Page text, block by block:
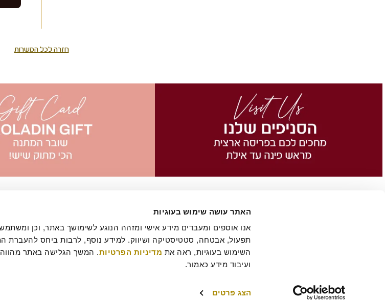
האתר עושה שימוש בעוגיות
השימוש בעוגיות, ראה את מדיניות הפרטיות
ועיבוד מידע כאמור.
הצג פרטים
חזרה לכל המשרות
הצהרת נגישות מדיניות פרטיות ביטול עסקה מדיניות ביטולים וסדנאות שאלות ותשובות
דרושים
תקנון מדיניות מצלמות אבטחה